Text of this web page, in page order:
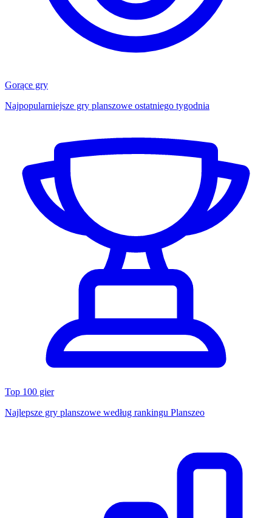
Gorące gry
Najpopularniejsze gry planszowe ostatniego tygodnia
Top 100 gier
Najlepsze gry planszowe według rankingu Planszeo